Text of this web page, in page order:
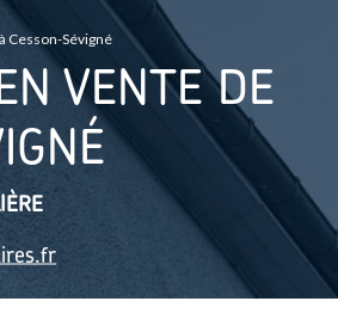
Cesson-Sévigné
VENTE DE